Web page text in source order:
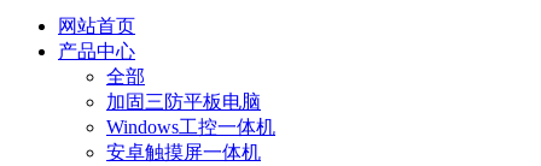
网站首页
产品中心
全部
加固三防平板电脑
Windows工控一体机
安卓触摸屏一体机